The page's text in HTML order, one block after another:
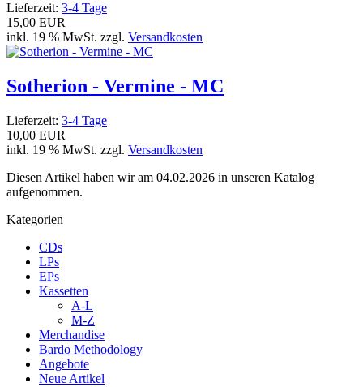
Lieferzeit: 3-4 Tage
15,00 EUR
inkl. 19 % MwSt. zzgl. Versandkosten
Sotherion - Vermine - MC
Lieferzeit: 3-4 Tage
10,00 EUR
inkl. 19 % MwSt. zzgl. Versandkosten
Diesen Artikel haben wir am 04.02.2026 in unseren Katalog
aufgenommen.
Kategorien
CDs
LPs
EPs
Kassetten
A-L
M-Z
Merchandise
Bardo Methodology
Angebote
Neue Artikel